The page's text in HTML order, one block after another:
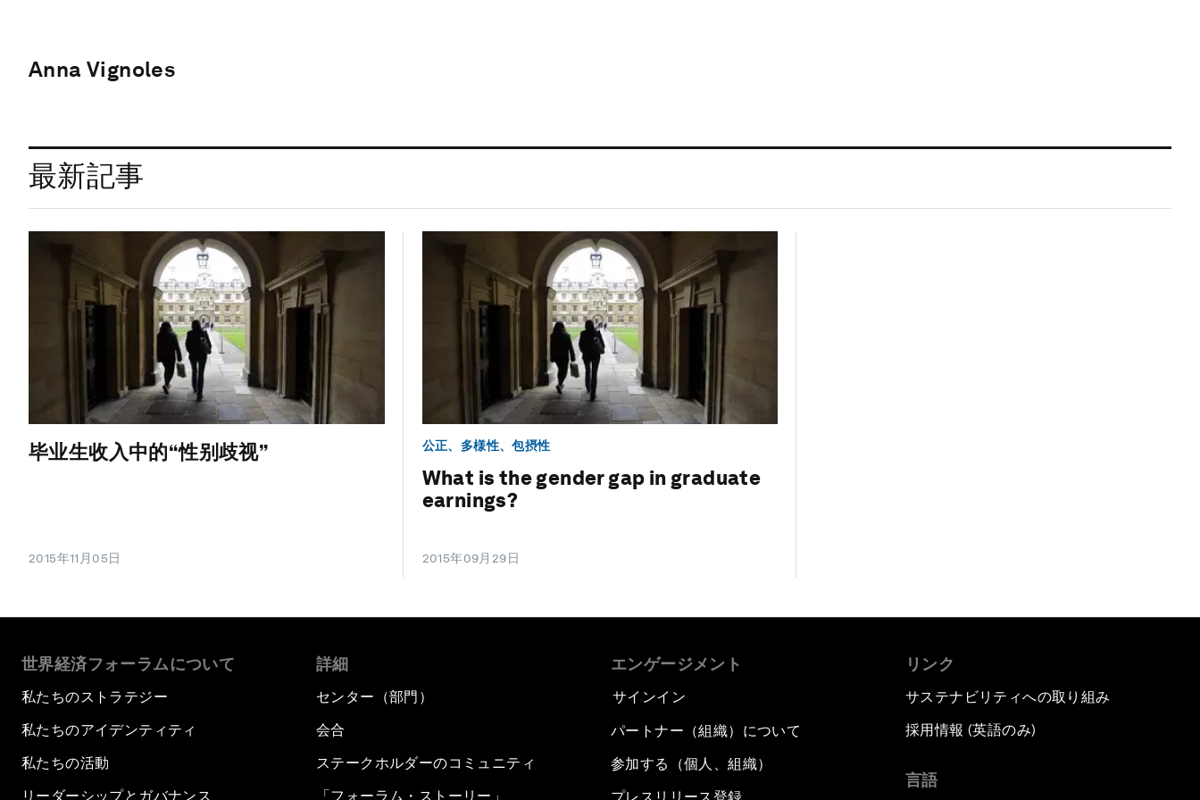
Anna Vignoles
最新記事
毕业生收入中的“性别歧视”
2015年11月05日
公正、多様性、包摂性
What is the gender gap in graduate
earnings?
2015年09月29日
世界経済フォーラムについて
私たちのストラテジー
私たちのアイデンティティ
私たちの活動
リーダーシップとガバナンス
詳細
センター（部門）
会合
ステークホルダーのコミュニティ
「フォーラム・ストーリー」
エンゲージメント
サインイン
パートナー（組織）について
参加する（個人、組織）
リンク
サステナビリティへの取り組み
採用情報 (英語のみ)
言語